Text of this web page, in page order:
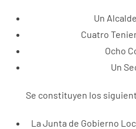
Un
Cuatro
Ocho
Un
Se constituyen los
La Junta de Gobierno